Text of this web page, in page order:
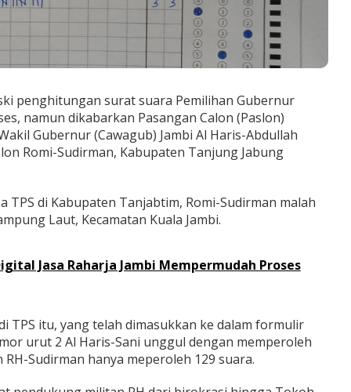
penghitungan surat suara Pemilihan Gubernur
namun dikabarkan Pasangan Calon (Paslon)
Gubernur (Cawagub) Jambi Al Haris-Abdullah
Romi-Sudirman, Kabupaten Tanjung Jabung
TPS di Kabupaten Tanjabtim, Romi-Sudirman malah
Laut, Kecamatan Kuala Jambi.
Jasa Raharja Jambi Mempermudah Proses
TPS itu, yang telah dimasukkan ke dalam formulir
urut 2 Al Haris-Sani unggul dengan memperoleh
Sudirman hanya meperoleh 129 suara.